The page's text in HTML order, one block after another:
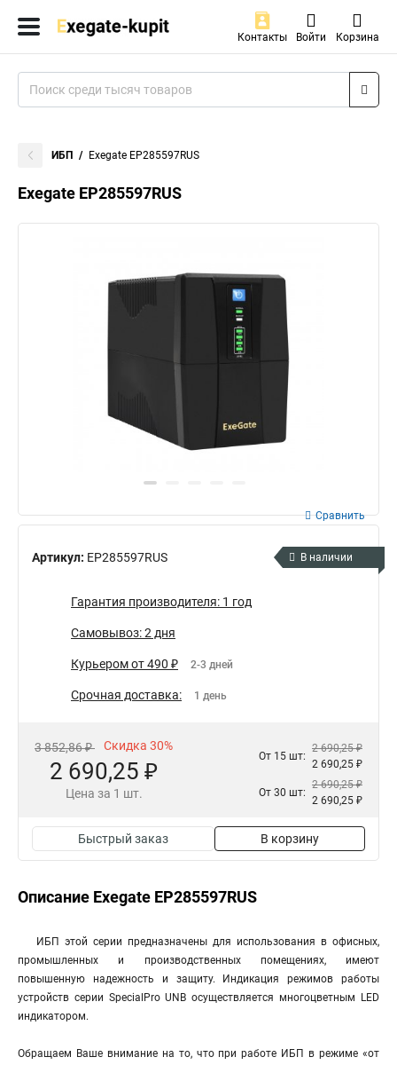
Контакты Войти Корзина
ИБП Exegate EP285597RUS
Exegate EP285597RUS
Артикул: EP285597RUS
Сравнить
В наличии
Гарантия производителя: 1 год
Самовывоз: 2 дня
Курьером от 490 ₽ 2-3 дней
Срочная доставка: 1 день
3 852,86 ₽ Скидка 30%
2 690,25 ₽
Цена за 1 шт.
От 15 шт:
2 690,25 ₽
2 690,25 ₽
От 30 шт:
2 690,25 ₽
2 690,25 ₽
Быстрый заказ В корзину
Описание Exegate EP285597RUS
ИБП этой серии предназначены для использования в офисных,
промышленных и производственных помещениях, имеют
повышенную надежность и защиту. Индикация режимов работы
устройств серии SpecialPro UNB осуществляется многоцветным LED
индикатором.
Обращаем Ваше внимание на то, что при работе ИБП в режиме «от